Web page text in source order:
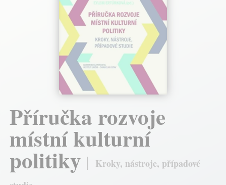
Příručka rozvoje
místní kulturní
politiky
Kroky, nástroje, případové